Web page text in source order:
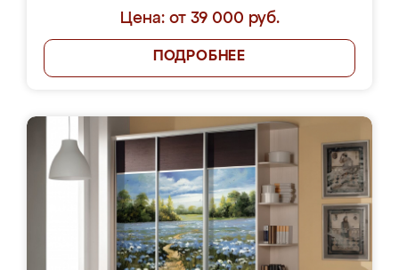
Цена: от 39 000 руб.
ПОДРОБНЕЕ